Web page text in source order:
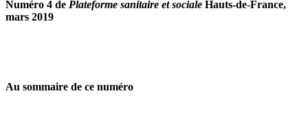
Numéro 4 de Plateforme sanitaire et sociale Hauts-de-France,
mars 2019
Au sommaire de ce numéro